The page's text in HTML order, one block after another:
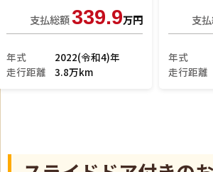
支払総額379.9万円
年式
2026(令和8)年
走行距離
11km
支
年式
走行距離